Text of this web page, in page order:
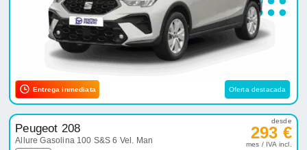
Entrega inmediata Oferta destacada
Peugeot 208
Allure Gasolina 100 S&S 6 Vel. Man
desde
293 €
mes / IVA incl.